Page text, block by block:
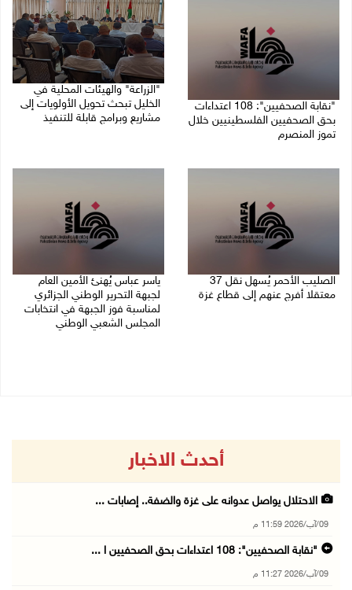
"نقابة الصحفيين": 108 اعتداءات
بحق الصحفيين الفلسطينيين خلال
تموز المنصرم
"الزراعة" والهيئات المحلية في
الخليل تبحث تحويل الأولويات إلى
مشاريع وبرامج قابلة للتنفيذ
الصليب الأحمر يُسهل نقل 37
معتقلا أفرج عنهم إلى قطاع غزة
ياسر عباس يُهنئ الأمين العام
لجبهة التحرير الوطني الجزائري
لمناسبة فوز الجبهة في انتخابات
المجلس الشعبي الوطني
أحدث الاخبار
الاحتلال يواصل عدوانه على غزة والضفة.. إصابات ...
09/آب/2026 11:59 م
"نقابة الصحفيين": 108 اعتداءات بحق الصحفيين ا ...
09/آب/2026 11:27 م